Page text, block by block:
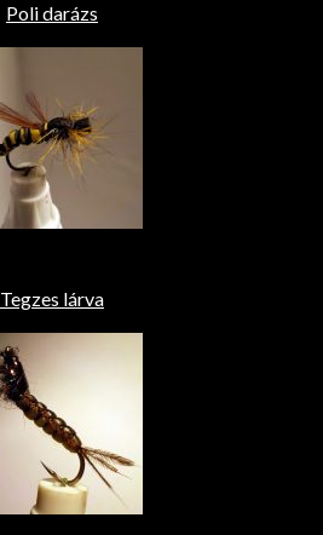
Poli darázs
Tegzes lárva